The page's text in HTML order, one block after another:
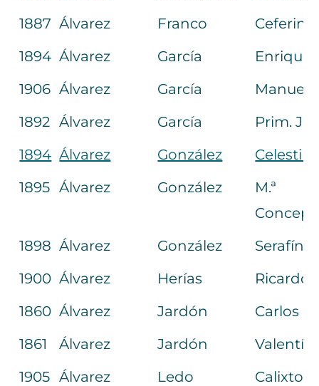
1887 Álvarez Franco
Ceferino
1894 Álvarez García
Enrique
1906 Álvarez García
Manuel
1892 Álvarez García
Prim.
1894 Álvarez González
1895 Álvarez González
M.ª
1898 Álvarez González
Serafín
1900 Álvarez Herías
Ricardo
1860 Álvarez Jardón
Carlos
1861
Álvarez Jardón
Valentín
1905 Álvarez Ledo
Calixto